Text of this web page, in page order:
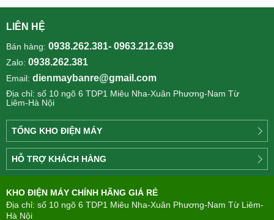
LIÊN HỆ
Bán hàng: 0938.262.381- 0963.212.639
Zalo: 0938.262.381
Email: dienmaybanre@gmail.com
Địa chỉ: số 10 ngõ 6 TDP1 Miêu Nha-Xuân Phương-Nam Từ
Liêm-Hà Nội
TỔNG KHO ĐIỆN MÁY
Công
ty
Điện
TÂN
PHONG(8:00
HỖ TRỢ KHÁCH HÀNG
hiểu
về
mua
KHO ĐIỆN MÁY CHÍNH HÃNG GIÁ RẺ
Địa chỉ: số 10 ngõ 6 TDP1 Miêu Nha-Xuân Phương-Nam Từ Liêm-
Hà Nội